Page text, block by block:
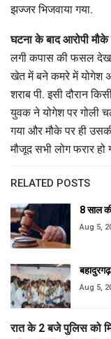
झज्जर भिजवाया गया.
घटना के बाद आरोपी
लगी कपास की फसल
खेत में बने कमरे में योगेश
शराब पी. इसी दौरान
युवक ने योगेश पर गोली
गया और मौके पर ही
मौजूद सभी लोग फरार हो
RELATED POSTS
8 साल
Aug 5,
Aug 5,
रात के 2 बजे पुलिस को